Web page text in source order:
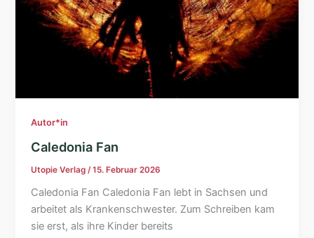
Autor*in
Caledonia Fan
Utopie Verlag /15. Februar 2026
Caledonia Fan Caledonia Fan lebt in Sachsen und
arbeitet als Krankenschwester. Zum Schreiben kam
sie erst, als ihre Kinder bereits